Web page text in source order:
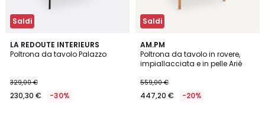
Saldi
LA REDOUTE INTERIEURS
Poltrona da tavolo Palazzo
329,00 €
230,30 € -30%
4,7
/ 5
Saldi
AM.PM
Poltrona da tavolo in rovere,
impiallacciata e in pelle Arié
559,00 €
447,20 € -20%
4,3
/ 5